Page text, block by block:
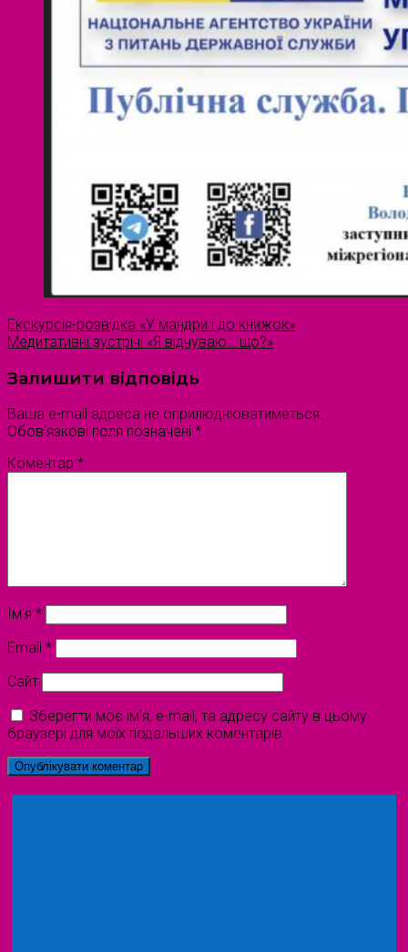
Екскурсія-розвідка «У мандри і до книжок»
Медитативні зустрічі «Я відчуваю… що?»
Залишити відповідь
Ваша e-mail адреса не оприлюднюватиметься.
Обов’язкові поля позначені *
Коментар *
Ім'я *
Email *
Сайт
Зберегти моє ім'я, e-mail, та адресу сайту в цьому
браузері для моїх подальших коментарів.